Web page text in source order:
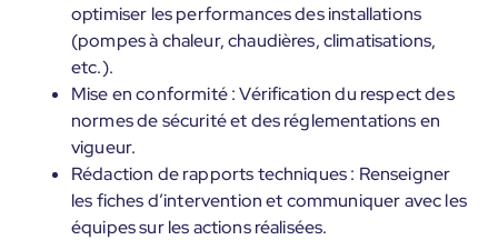
optimiser les performances des installations
(pompes à chaleur, chaudières, climatisations,
etc.).
Mise en conformité : Vérification du respect des
normes de sécurité et des réglementations en
vigueur.
Rédaction de rapports techniques : Renseigner
les fiches d’intervention et communiquer avec les
équipes sur les actions réalisées.